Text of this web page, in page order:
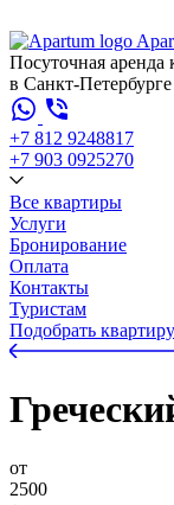
Посуточная аренда
в Санкт-Петербурге
+7 812 9248817
+7 903 0925270
Все квартиры
Услуги
Бронирование
Оплата
Контакты
Туристам
Подобрать квартиру
от
2500